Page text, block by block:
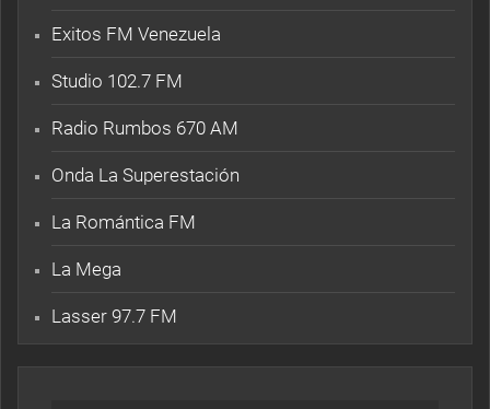
Exitos FM Venezuela
Studio 102.7 FM
Radio Rumbos 670 AM
Onda La Superestación
La Romántica FM
La Mega
Lasser 97.7 FM